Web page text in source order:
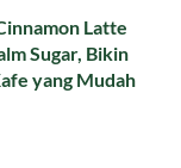
Latte
Sugar, Bikin
yang Mudah